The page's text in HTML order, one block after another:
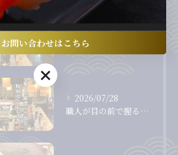
2026/07/31
2026/07/28
職人が目の前で握る、息をのむほど美しいまぐろ。
お問い合わせはこちら
お問い合わせはこちら